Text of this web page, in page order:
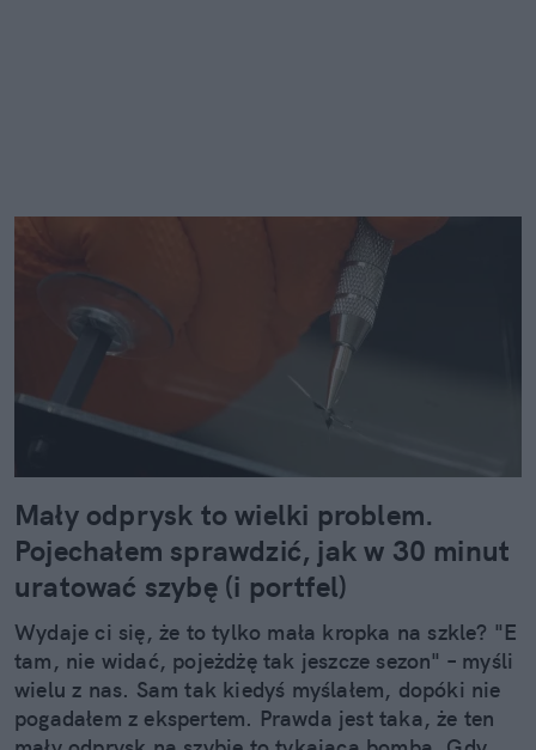
Mały odprysk to wielki problem.
Pojechałem sprawdzić, jak w 30 minut
uratować szybę (i portfel)
Wydaje ci się, że to tylko mała kropka na szkle? "E
tam, nie widać, pojeżdżę tak jeszcze sezon" – myśli
wielu z nas. Sam tak kiedyś myślałem, dopóki nie
pogadałem z ekspertem. Prawda jest taka, że ten